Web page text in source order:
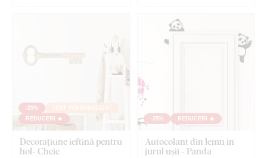
-25%
TEXT PERSONALIZAT
REDUCERI 🔥
Decorațiune ieftină pentru
hol- Cheie
-25% REDUCERI 🔥
Autocolant din lemn în
jurul ușii - Panda